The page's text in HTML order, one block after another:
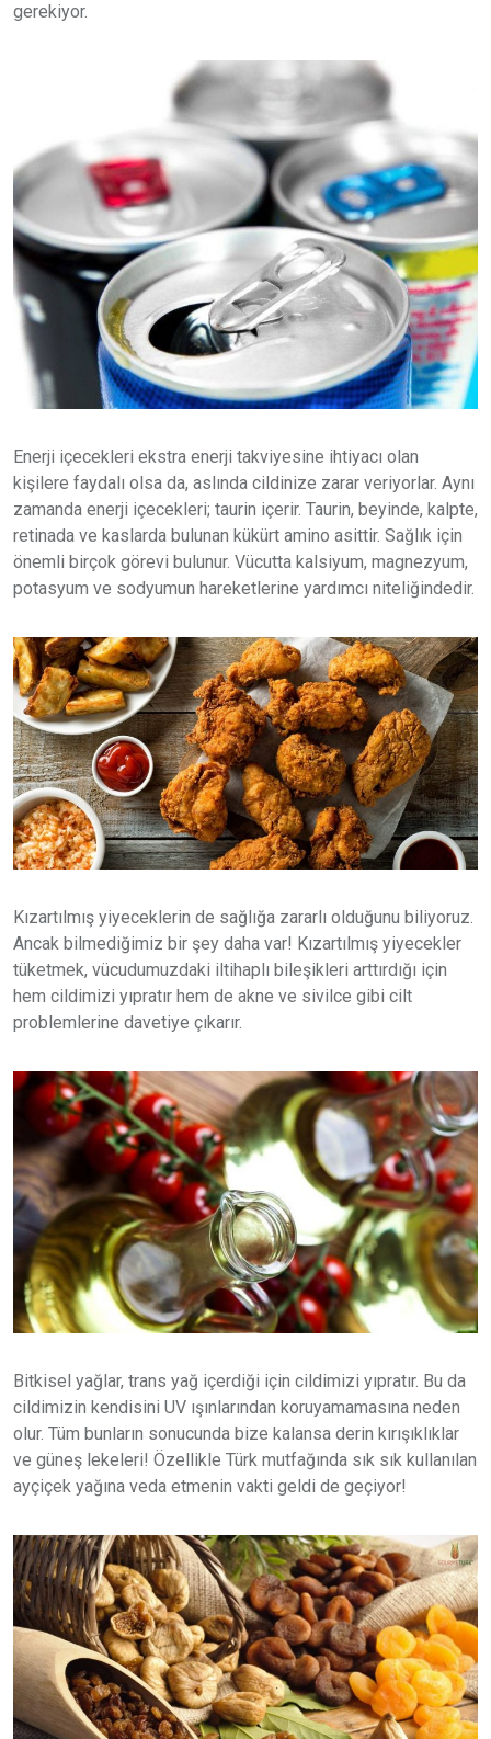
gerekiyor.
Enerji içecekleri ekstra enerji takviyesine ihtiyacı olan
kişilere faydalı olsa da, aslında cildinize zarar veriyorlar. Aynı
zamanda enerji içecekleri; taurin içerir. Taurin, beyinde, kalpte,
retinada ve kaslarda bulunan kükürt amino asittir. Sağlık için
önemli birçok görevi bulunur. Vücutta kalsiyum, magnezyum,
potasyum ve sodyumun hareketlerine yardımcı niteliğindedir.
Kızartılmış yiyeceklerin de sağlığa zararlı olduğunu biliyoruz.
Ancak bilmediğimiz bir şey daha var! Kızartılmış yiyecekler
tüketmek, vücudumuzdaki iltihaplı bileşikleri arttırdığı için
hem cildimizi yıpratır hem de akne ve sivilce gibi cilt
problemlerine davetiye çıkarır.
Bitkisel yağlar, trans yağ içerdiği için cildimizi yıpratır. Bu da
cildimizin kendisini UV ışınlarından koruyamamasına neden
olur. Tüm bunların sonucunda bize kalansa derin kırışıklıklar
ve güneş lekeleri! Özellikle Türk mutfağında sık sık kullanılan
ayçiçek yağına veda etmenin vakti geldi de geçiyor!